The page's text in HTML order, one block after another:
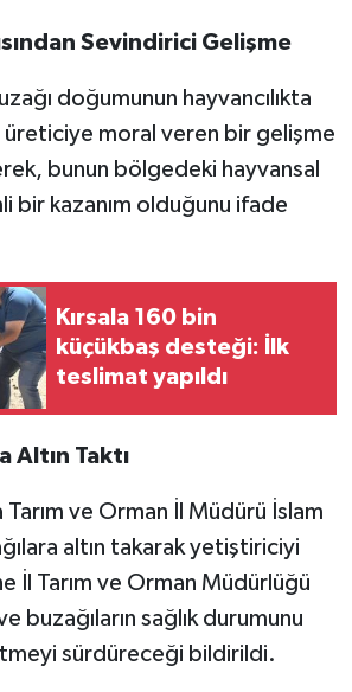
Sevindirici Gelişme
doğumunun hayvancılıkta
moral veren bir gelişme
bunun bölgedeki hayvansal
bir kazanım olduğunu ifade
Kırsala 160 bin
küçükbaş desteği: İlk
teslimat yapıldı
Altın Taktı
Tarım ve Orman İl Müdürü İslam
altın takarak yetiştiriciyi
İl Tarım ve Orman Müdürlüğü
buzağıların sağlık durumunu
sürdüreceği bildirildi.